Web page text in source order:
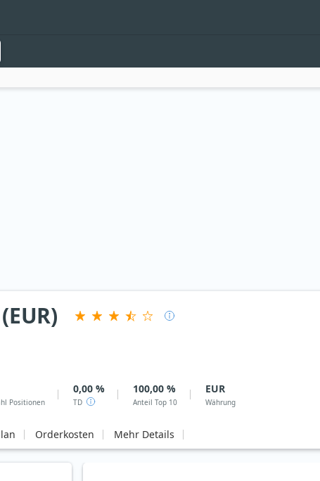
Positionen
0,00 %
TD
100,00 %
Anteil Top 10
EUR
Währung
Orderkosten Mehr Details